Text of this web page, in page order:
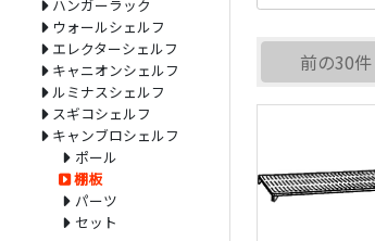
前の30件
ハンガーラック
ウォールシェルフ
エレクターシェルフ
キャニオンシェルフ
ルミナスシェルフ
スギコシェルフ
キャンブロシェルフ
ポール
棚板
パーツ
セット